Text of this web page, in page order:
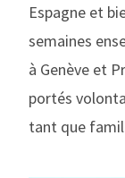
Espagne et
semaines
à Genève et
portés
tant que